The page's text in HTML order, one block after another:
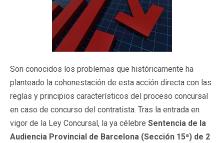
Son conocidos los problemas que históricamente ha
planteado la cohonestación de esta acción directa con las
reglas y principios característicos del proceso concursal
en caso de concurso del contratista. Tras la entrada en
vigor de la Ley Concursal, la ya célebre Sentencia de la
Audiencia Provincial de Barcelona (Sección 15ª) de 2